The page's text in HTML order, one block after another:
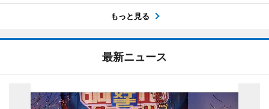
もっと見る
最新ニュース